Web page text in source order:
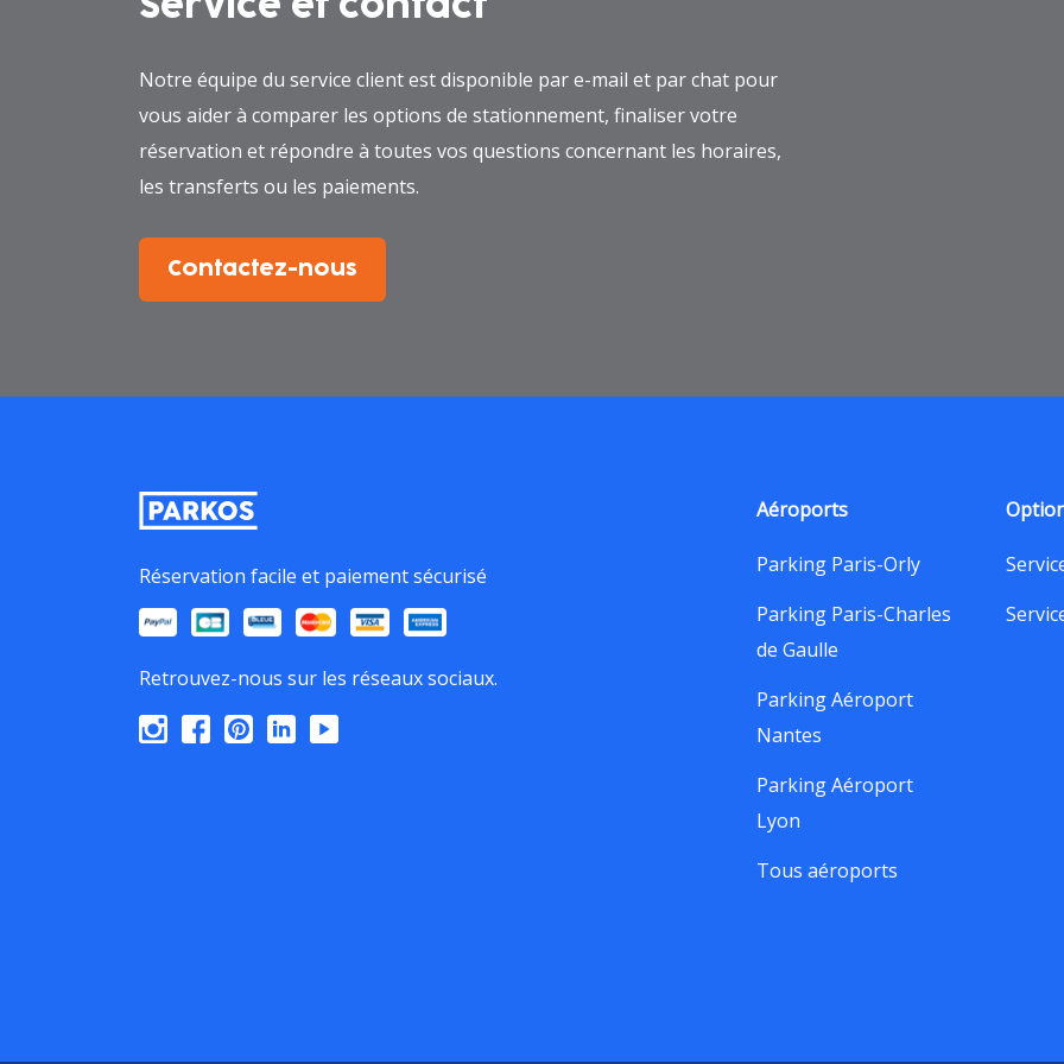
Service et contact
Notre équipe du service client est disponible par e-mail et par chat pour
vous aider à comparer les options de stationnement, finaliser votre
réservation et répondre à toutes vos questions concernant les horaires,
les transferts ou les paiements.
Contactez-nous
Réservation facile et paiement sécurisé
Retrouvez-nous sur les réseaux sociaux.
Aéroports
Parking Paris-Orly
Parking Paris-Charles
de Gaulle
Parking Aéroport
Nantes
Parking Aéroport
Lyon
Tous aéroports